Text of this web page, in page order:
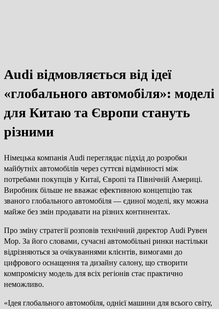
Audi відмовляється від ідеї
«глобального автомобіля»: моделі
для Китаю та Європи стануть
різними
Німецька компанія Audi переглядає підхід до розробки
майбутніх автомобілів через суттєві відмінності між
потребами покупців у Китаї, Європі та Північній Америці.
Виробник більше не вважає ефективною концепцію так
званого глобального автомобіля — єдиної моделі, яку можна
майже без змін продавати на різних континентах.
Про зміну стратегії розповів технічний директор Audi Рувен
Мор. За його словами, сучасні автомобільні ринки настільки
відрізняються за очікуваннями клієнтів, вимогами до
цифрового оснащення та дизайну салону, що створити
компромісну модель для всіх регіонів стає практично
неможливо.
«Ідея глобального автомобіля, однієї машини для всього світу,